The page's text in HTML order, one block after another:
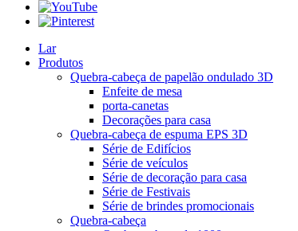
Lar
Produtos
Quebra-cabeça de papelão ondulado 3D
Enfeite de mesa
porta-canetas
Decorações para casa
Quebra-cabeça de espuma EPS 3D
Série de Edifícios
Série de veículos
Série de decoração para casa
Série de Festivais
Série de brindes promocionais
Quebra-cabeça